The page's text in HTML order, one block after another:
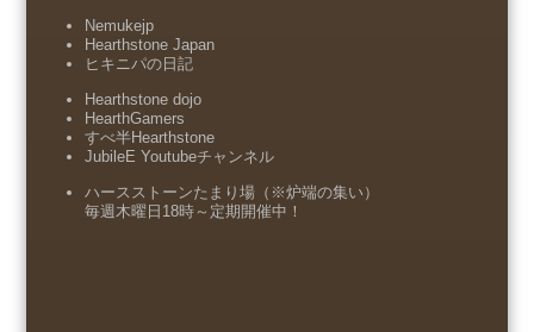
Nemukejp
Hearthstone Japan
ヒキニパの日記
Hearthstone dojo
HearthGamers
すべ半Hearthstone
JubileE Youtubeチャンネル
ハースストーンたまり場（※炉端の集い）
毎週木曜日18時～定期開催中！